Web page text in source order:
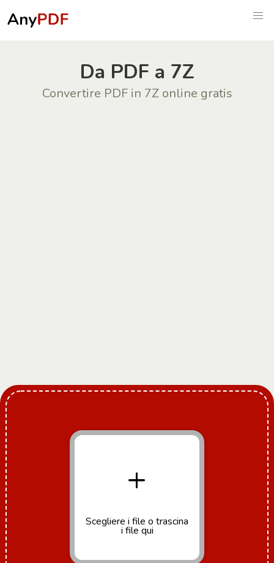
Da PDF a 7Z
Convertire PDF in 7Z online gratis
+
Scegliere i file o trascina
i file qui